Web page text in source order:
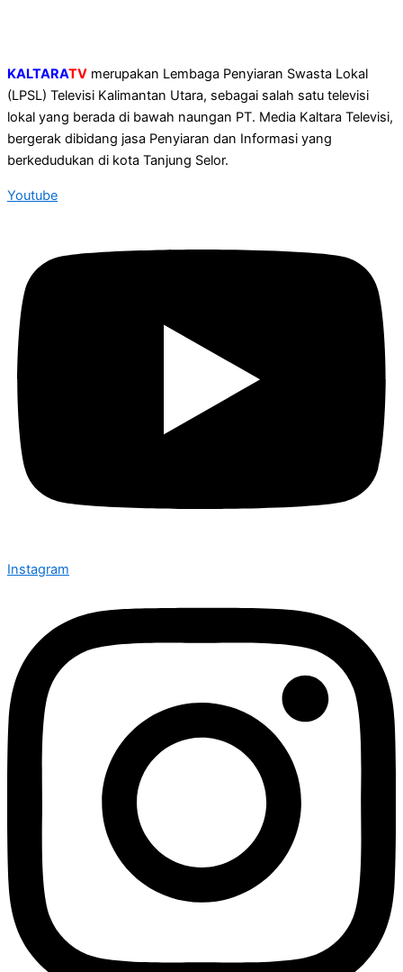
KALTARATV merupakan Lembaga Penyiaran Swasta Lokal
(LPSL) Televisi Kalimantan Utara, sebagai salah satu televisi
lokal yang berada di bawah naungan PT. Media Kaltara Televisi,
bergerak dibidang jasa Penyiaran dan Informasi yang
berkedudukan di kota Tanjung Selor.
Youtube
Instagram